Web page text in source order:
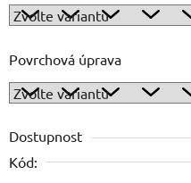
Povrchová úprava
Dostupnost
Kód: